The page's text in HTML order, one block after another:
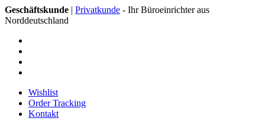
Geschäftskunde | Privatkunde - Ihr Büroeinrichter aus
Norddeutschland
Wishlist
Order Tracking
Kontakt